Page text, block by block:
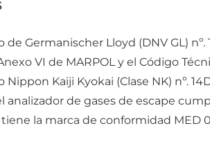
de Germanischer Lloyd (DNV GL) nº.
VI de MARPOL y el Código
Nippon Kaiji Kyokai (Clase NK) nº.
analizador de gases de escape
la marca de conformidad MED